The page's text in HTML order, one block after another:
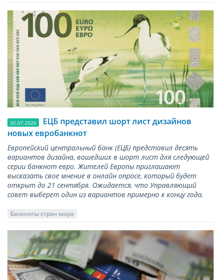
30.07.2026
ЕЦБ представил шорт лист дизайнов
новых евробанкнот
Европейский центральный банк (ЕЦБ) представил десять
вариантов дизайна, вошедших в шорт лист для следующей
серии банкнот евро. Жителей Европы приглашают
высказать свое мнение в онлайн опросе, который будет
открыт до 21 сентября. Ожидается, что Управляющий
совет выберет один из вариантов примерно к концу года.
Банкноты стран мира